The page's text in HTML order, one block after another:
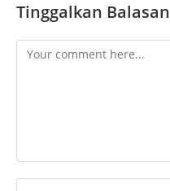
Tinggalkan Balasan